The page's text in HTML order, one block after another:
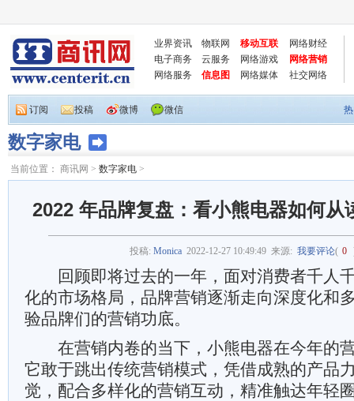
业界资讯 物联网 移动互联
网络财经
电子商务
云服务 网络游戏
网络营销
网络服务
信息图 网络媒体 社交网络
订阅 投稿 微博 微信
数字家电
当前位置： 商讯网 > 数字家电 >
2022 年品牌复盘：看小熊电器如何从
投稿: Monica 2022-12-27 10:49:49来源: 我要评论( 0
回顾即将过去的一年，面对消费者千人
化的市场格局，品牌营销逐渐走向深度化和
验品牌们的营销功底。
在营销内卷的当下，小熊电器在今年的
它敢于跳出传统营销模式，凭借成熟的产品
觉，配合多样化的营销互动，精准触达年轻